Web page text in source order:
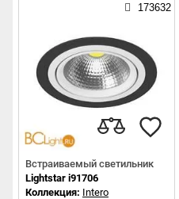
173632
Встраиваемый светильник
Lightstar i91706
Коллекция: Intero